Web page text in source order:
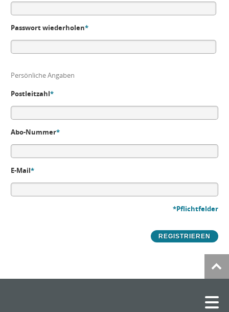
Passwort wiederholen*
Persönliche Angaben
Postleitzahl*
Abo-Nummer*
E-Mail*
*Pflichtfelder